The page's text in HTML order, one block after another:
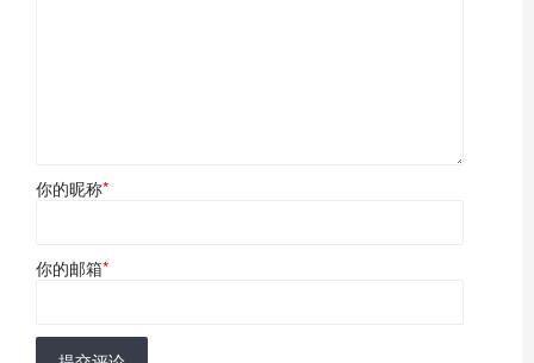
你的昵称*
你的邮箱*